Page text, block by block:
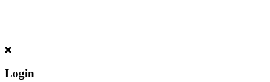
Login